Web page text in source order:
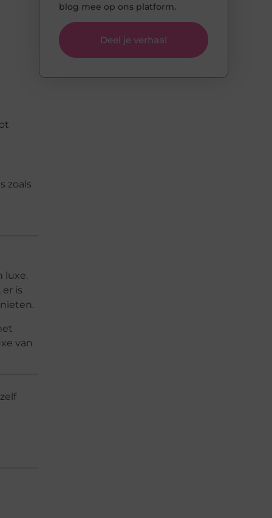
zoals
luxe.
is
van
blog mee op ons platform.
Deel je verhaal